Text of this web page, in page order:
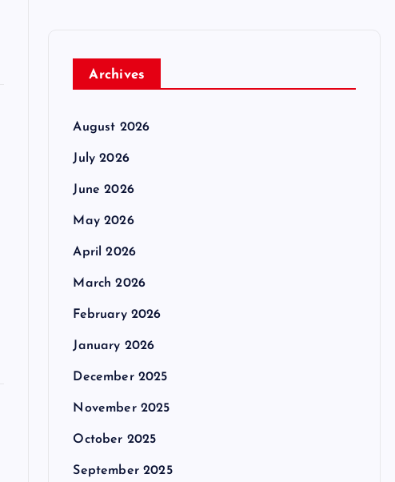
Archives
August 2026
July 2026
June 2026
May 2026
April 2026
March 2026
February 2026
January 2026
December 2025
November 2025
October 2025
September 2025